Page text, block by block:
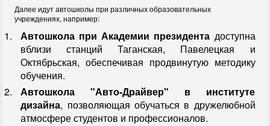
Далее идут автошколы при различных образовательных
учреждениях, например:
Автошкола при Академии президента доступна
вблизи станций Таганская, Павелецкая и
Октябрьская, обеспечивая продвинутую методику
обучения.
Автошкола "Авто-Драйвер" в институте
дизайна, позволяющая обучаться в дружелюбной
атмосфере студентов и профессионалов.